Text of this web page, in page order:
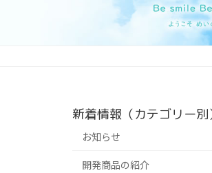
新着情報（カテゴリー別
お知らせ
開発商品の紹介